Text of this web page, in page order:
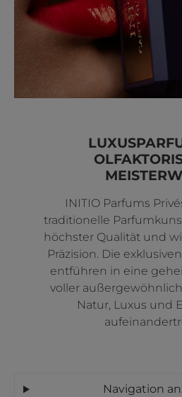
INITIO Parfums
traditionelle
höchster Qualität und
Präzision. Die
entführen in eine
voller
Natur, Luxus und
Navigation